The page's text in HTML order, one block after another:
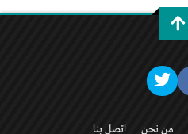
من نحن اتصل بنا